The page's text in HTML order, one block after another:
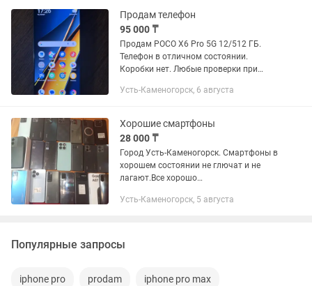
работают отлично.
Продам телефон
95 000 ₸
Продам POCO X6 Pro 5G 12/512 ГБ.
Телефон в отличном состоянии.
Коробки нет. Любые проверки при
Усть-Каменогорск, 6 августа
Хорошие смартфоны
28 000 ₸
Город Усть-Каменогорск. Смартфоны в
хорошем состоянии не глючат и не
лагают.Все хорошо
смартфонов пройдена. У вас есть
Усть-Каменогорск, 5 августа
Популярные запросы
iphone pro prodam iphone pro max